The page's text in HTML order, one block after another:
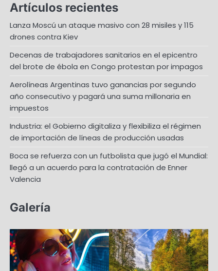
Artículos recientes
Lanza Moscú un ataque masivo con 28 misiles y 115
drones contra Kiev
Decenas de trabajadores sanitarios en el epicentro
del brote de ébola en Congo protestan por impagos
Aerolíneas Argentinas tuvo ganancias por segundo
año consecutivo y pagará una suma millonaria en
impuestos
Industria: el Gobierno digitaliza y flexibiliza el régimen
de importación de líneas de producción usadas
Boca se refuerza con un futbolista que jugó el Mundial:
llegó a un acuerdo para la contratación de Enner
Valencia
Galería